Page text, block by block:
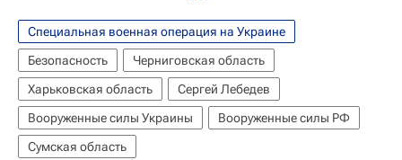
Специальная военная операция на Украине
Безопасность
Черниговская область
Харьковская область
Сергей Лебедев
Вооруженные силы Украины
Вооруженные силы РФ
Сумская область